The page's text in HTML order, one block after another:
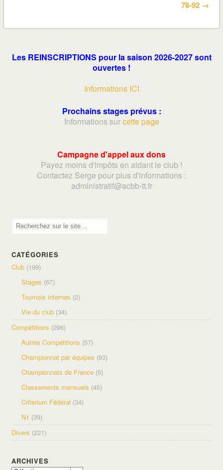
78-92 →
Les REINSCRIPTIONS pour la saison 2026-2027 sont
ouvertes !
Informations ICI
Prochains stages prévus :
Informations surcette page
Campagne d'appel aux dons
Payez moins d'impôts en aidant le club !
Contactez Serge pour plus d'informations :
administratif@acbb-tt.fr
CATÉGORIES
Club (199)
Stages (67)
Tournois internes (2)
Vie du club (34)
Compétitions (296)
Autres Compétitions (57)
Championnat par équipes (93)
Championnats de France (5)
Classements mensuels (45)
Criterium Fédéral (34)
N1 (39)
Divers (221)
ARCHIVES